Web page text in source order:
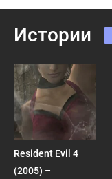
Истории
Resident Evil 4
(2005) –